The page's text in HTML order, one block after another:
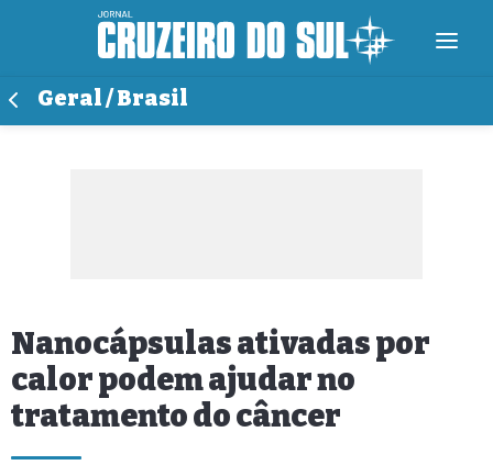
Geral / Brasil
Nanocápsulas ativadas por
calor podem ajudar no
tratamento do câncer